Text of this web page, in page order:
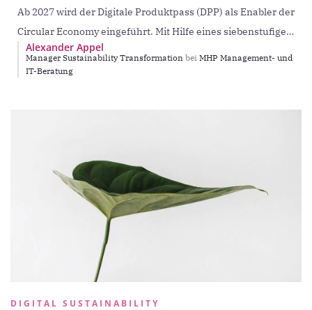
Ab 2027 wird der Digitale Produktpass (DPP) als Enabler der
Circular Economy eingeführt. Mit Hilfe eines siebenstufigen
Vorgehensmodells können Unternehmen den Aufwand
beim Sammeln
Alexander Appel
Manager Sustainability Transformation bei MHP Management- und
IT-Beratung
DIGITAL SUSTAINABILITY